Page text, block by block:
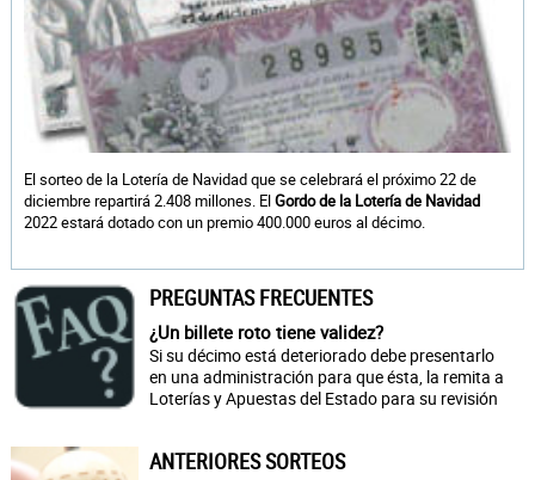
El sorteo de la Lotería de Navidad que se celebrará el próximo 22 de
diciembre repartirá 2.408 millones. ElGordo de la Lotería de Navidad
2022 estará dotado con un premio 400.000 euros al décimo.
PREGUNTAS FRECUENTES
¿Un billete roto tiene validez?
Si su décimo está deteriorado debe presentarlo
en una administración para que ésta, la remita a
Loterías y Apuestas del Estado para su revisión
ANTERIORES SORTEOS